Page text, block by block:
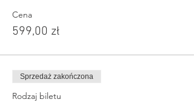
Cena
599,00 zł
Sprzedaż zakończona
Rodzaj biletu